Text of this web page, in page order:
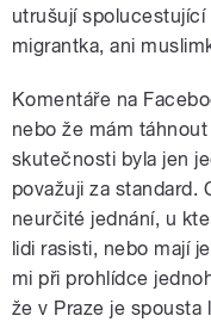
utrušují spolucestující
migrantka, ani
Komentáře na
nebo že mám
skutečnosti byla jen
považuji za standard.
neurčité jednání, u
lidi rasisti, nebo mají
mi při prohlídce
že v Praze je spousta